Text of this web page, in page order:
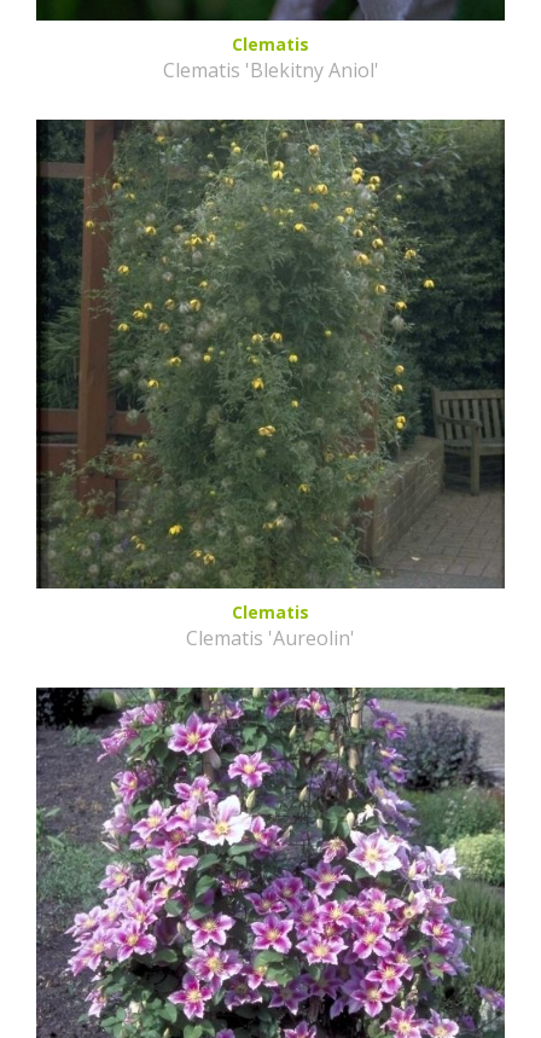
Clematis
Clematis 'Blekitny Aniol'
Clematis
Clematis 'Aureolin'